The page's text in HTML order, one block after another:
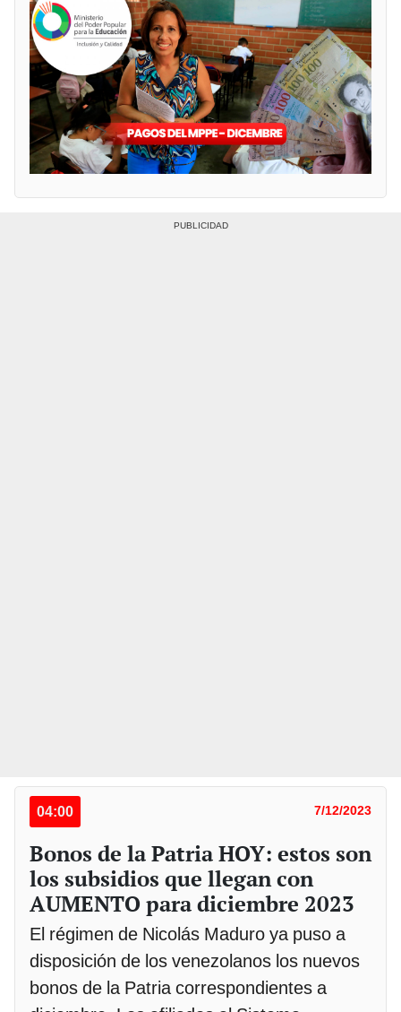
04:00 7/12/2023
Bonos de la Patria HOY: estos son
los subsidios que llegan con
AUMENTO para diciembre 2023
El régimen de Nicolás Maduro ya puso a
disposición de los venezolanos los nuevos
bonos de la Patria correspondientes a